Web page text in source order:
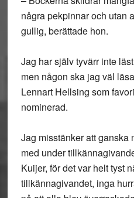
några pekpinnar och utan
gullig, berättade hon.
Jag har själv tyvärr inte
men någon ska jag väl
Lennart Hellsing som
nominerad.
Jag misstänker att ganska
med under
Kuijer, för det var helt tyst
tillkännagivandet, inga